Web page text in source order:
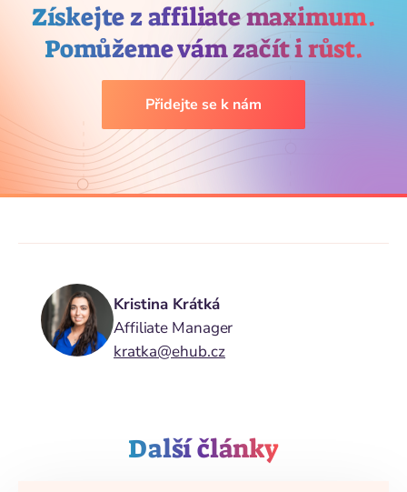
Získejte z affiliate maximum.
Pomůžeme vám začít i růst.
Přidejte se k nám
Kristina Krátká
Affiliate Manager
kratka@ehub.cz
Další články